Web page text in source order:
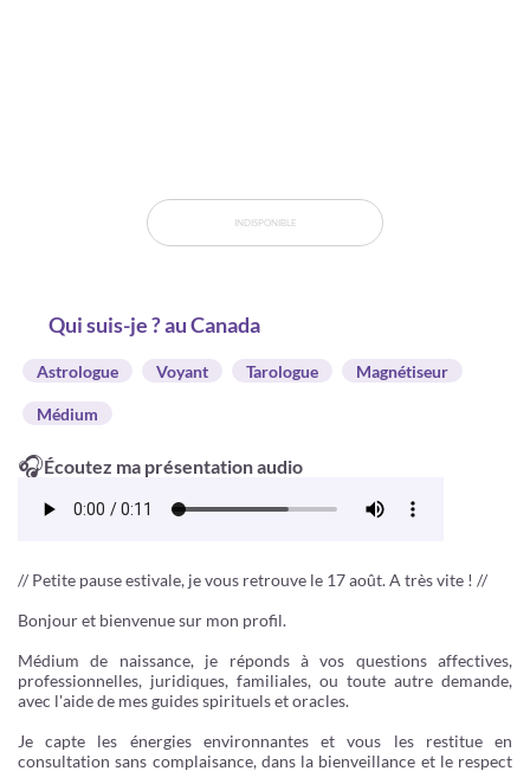
INDISPONIBLE
Qui suis-je ? au Canada
Astrologue Voyant Tarologue Magnétiseur
Médium
🎧Écoutez ma présentation audio
// Petite pause estivale, je vous retrouve le 17 août. A très vite ! //
Bonjour et bienvenue sur mon profil.
Médium de naissance, je réponds à vos questions affectives,
professionnelles, juridiques, familiales, ou toute autre demande,
avec l'aide de mes guides spirituels et oracles.
Je capte les énergies environnantes et vous les restitue en
consultation sans complaisance, dans la bienveillance et le respect